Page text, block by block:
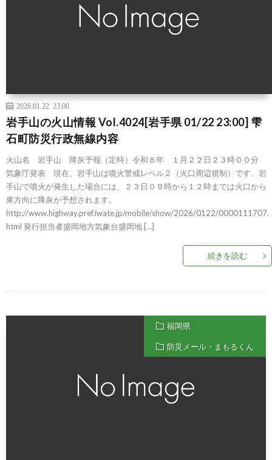
2026.01.22 23:00
岩手山の火山情報 Vol.4024[岩手県 01/22 23:00] 雫
石町防災行政無線内容
火山名 岩手山 降灰予報（定時）令和８年 １月２２日２３時００分
気象庁発表 現在、岩手山は噴火警戒レベル２（火口周辺規制）です。岩
手山で噴火が発生した場合には、２３日０９時から１２時までは火口から
東方向に降灰が予想されます。
http://www.highway.pref.iwate.jp/mobile/show/2026/0122/0000111707.
html 発行担当者盛岡地方気象台盛岡地 […]
続きを読む
福岡県
防災メール・まもるくん